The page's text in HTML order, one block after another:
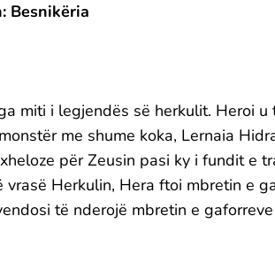
Besnikëria
miti i legjendës së herkulit. Heroi
me shume koka, Lernaia
për Zeusin pasi ky i fundit e
vrasë Herkulin, Hera ftoi mbretin e
të nderojë mbretin e